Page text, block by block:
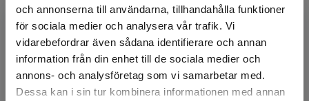
och annonserna till användarna, tillhandahålla funktioner
för sociala medier och analysera vår trafik. Vi
vidarebefordrar även sådana identifierare och annan
information från din enhet till de sociala medier och
annons- och analysföretag som vi samarbetar med.
Dessa kan i sin tur kombinera informationen med annan
Begränsad fraktregion
Anders Sonesson
Anders Sonesson är doktor i växtfysiologi och
undervisar bl.a. i kurser för forskarhandledare.